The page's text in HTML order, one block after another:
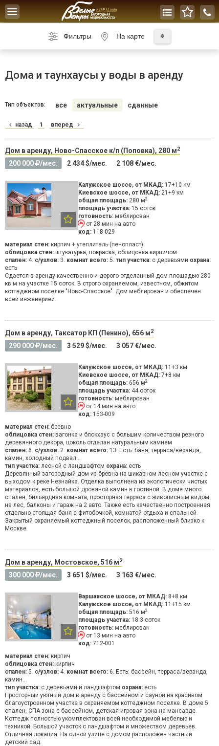
Toggle
navigation
Фильтры На карте
Дома и таунхаусы у воды в аренду
Тип объектов: все актуальные сданные
назад 1 вперед
Дом в аренду, Ново-Спасское к/п (Поповка), 280 м2
200 000 /мес. 2 434 $/мес. 2 108 €/мес.
Калужское шоссе, от МКАД: 17+10 км
Киевское шоссе, от МКАД: 21+9 км
общая площадь: 280 м2
площадь участка: 15 соток
готовность: меблирован
от 28 мин на авто
код: 118-029
материал стен: кирпич + утеплитель (пенопласт)
облицовка стен: штукатурка, покраска, облицовка кирпичом
спален: 4. с/узлов: 3. комнат всего: 5. тип участка: с деревьями охрана:
есть
Сдается в аренду качественно и дорого отделанный дом площадью 280
кв.м на участке 15 соток. В строго охраняемом, известном, обжитом
коттеджном поселке "Ново-Спасское". Дом меблирован и обеспечен
всей инженерией.
Дом в аренду, Таксатор КП (Пенино), 656 м2
290 000 /мес. 3 529 $/мес. 3 057 €/мес.
Калужское шоссе, от МКАД: 11+3 км
Киевское шоссе, от МКАД: 7+8 км
общая площадь: 656 м2
площадь участка: 44 соток
готовность: меблирован
от 14 мин на авто
код: 153-009
материал стен: бревно
облицовка стен: вагонка и блокхаус с большим количеством резного
деревянного декора, цоколь отделан натуральным камнем
спален: 6. с/узлов: 2. комнат всего: 13. Есть: баня, терраса/веранда,
камин, холодный подвал...
тип участка: лесной с ландшафтом охрана: есть
Деревянный загородный дом из бревна на шикарном лесном участке с
выходом к реке Незнайка. Отделка выполнена из экологически чистых
материалов, есть большой дровяной камин в гостиной. В доме много
спален, бильярдная комната, просторная терраса с живописным видом
на лес, балконы и гараж на 2 авто. Также есть качественно построенная
отдельно стоящая баня с фитобочкой, комнатой отдыха и спальней.
Закрытый охраняемый коттеджный поселок, расположенный близко к
Москве.
Дом в аренду, Мостовское, 516 м2
300 000 /мес. 3 651 $/мес. 3 163 €/мес.
Варшавское шоссе, от МКАД: 8+8 км
Калужское шоссе, от МКАД: 11+15 км
общая площадь: 516 м2
площадь участка: 18.3 соток
готовность: меблирован
от 13 мин на авто
код: 712-001
материал стен: кирпич
облицовка стен: кирпич
спален: 5. с/узлов: 4. комнат всего: 6. Есть: бассейн, терраса/веранда,
камин...
тип участка: с деревьями и ландшафтом охрана: есть
Просторный уютный дом в аренду с бассейном и сауной на красивом
благоустроенном участке в охраняемом коттеджном поселке. В доме 5
спален, СПА-зона с бассейном, детская игровая зона на мансарде.
Коттедж полностью укомплектован всей необходимой мебелью и
техникой. Большой участок с ландшафтом и множеством деревьев.
Отличная локация. На одной улице с домом расположен частный
детский сад.